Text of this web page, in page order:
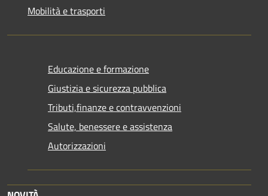
Mobilità e trasporti
Educazione e formazione
Giustizia e sicurezza pubblica
Tributi,finanze e contravvenzioni
Salute, benessere e assistenza
Autorizzazioni